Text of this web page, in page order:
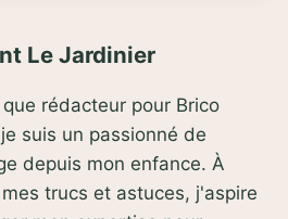
Le Jardinier
rédacteur pour Brico
suis un passionné de
depuis mon enfance. À
trucs et astuces, j'aspire